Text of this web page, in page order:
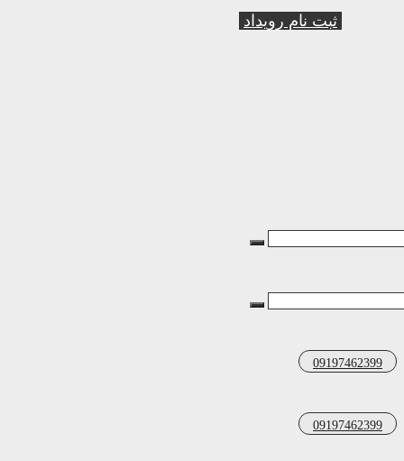
ثبت نام رویداد
09197462399
09197462399